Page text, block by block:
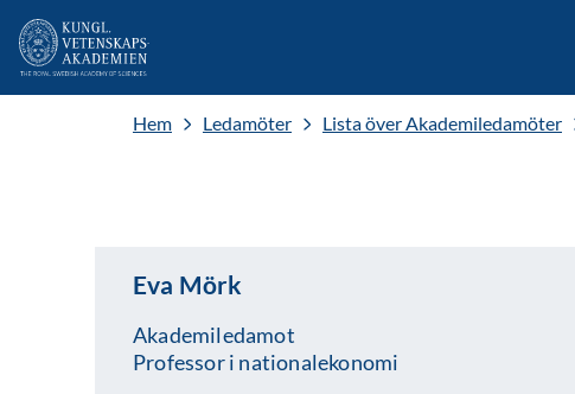
Hem Ledamöter Lista över Akademiledamöter
Eva Mörk
Akademiledamot
Professor i nationalekonomi